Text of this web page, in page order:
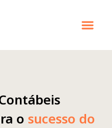
o sucesso do